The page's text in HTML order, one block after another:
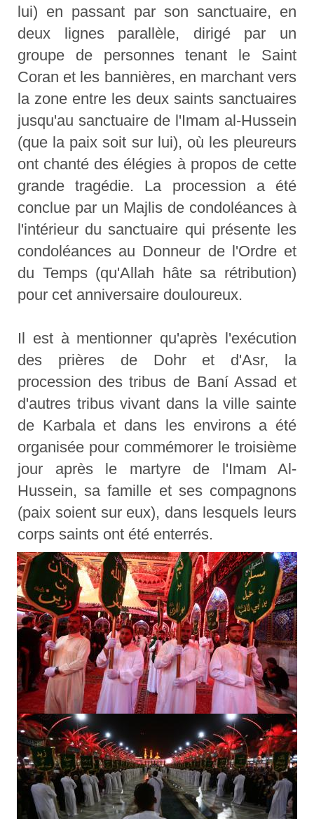
lui) en passant par son sanctuaire, en
deux lignes parallèle, dirigé par un
groupe de personnes tenant le Saint
Coran et les bannières, en marchant vers
la zone entre les deux saints sanctuaires
jusqu'au sanctuaire de l'Imam al-Hussein
(que la paix soit sur lui), où les pleureurs
ont chanté des élégies à propos de cette
grande tragédie. La procession a été
conclue par un Majlis de condoléances à
l'intérieur du sanctuaire qui présente les
condoléances au Donneur de l'Ordre et
du Temps (qu'Allah hâte sa rétribution)
pour cet anniversaire douloureux.
Il est à mentionner qu'après l'exécution
des prières de Dohr et d'Asr, la
procession des tribus de Baní Assad et
d'autres tribus vivant dans la ville sainte
de Karbala et dans les environs a été
organisée pour commémorer le troisième
jour après le martyre de l'Imam Al-
Hussein, sa famille et ses compagnons
(paix soient sur eux), dans lesquels leurs
corps saints ont été enterrés.